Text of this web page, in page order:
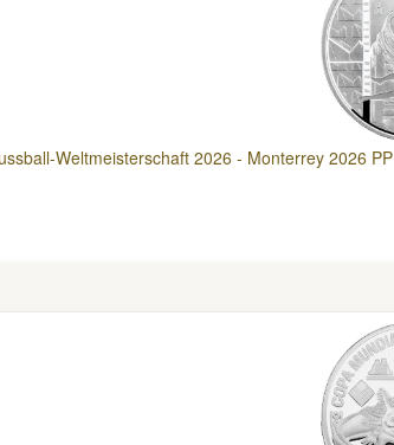
Weltmeisterschaft 2026 - Monterrey 2026 PP